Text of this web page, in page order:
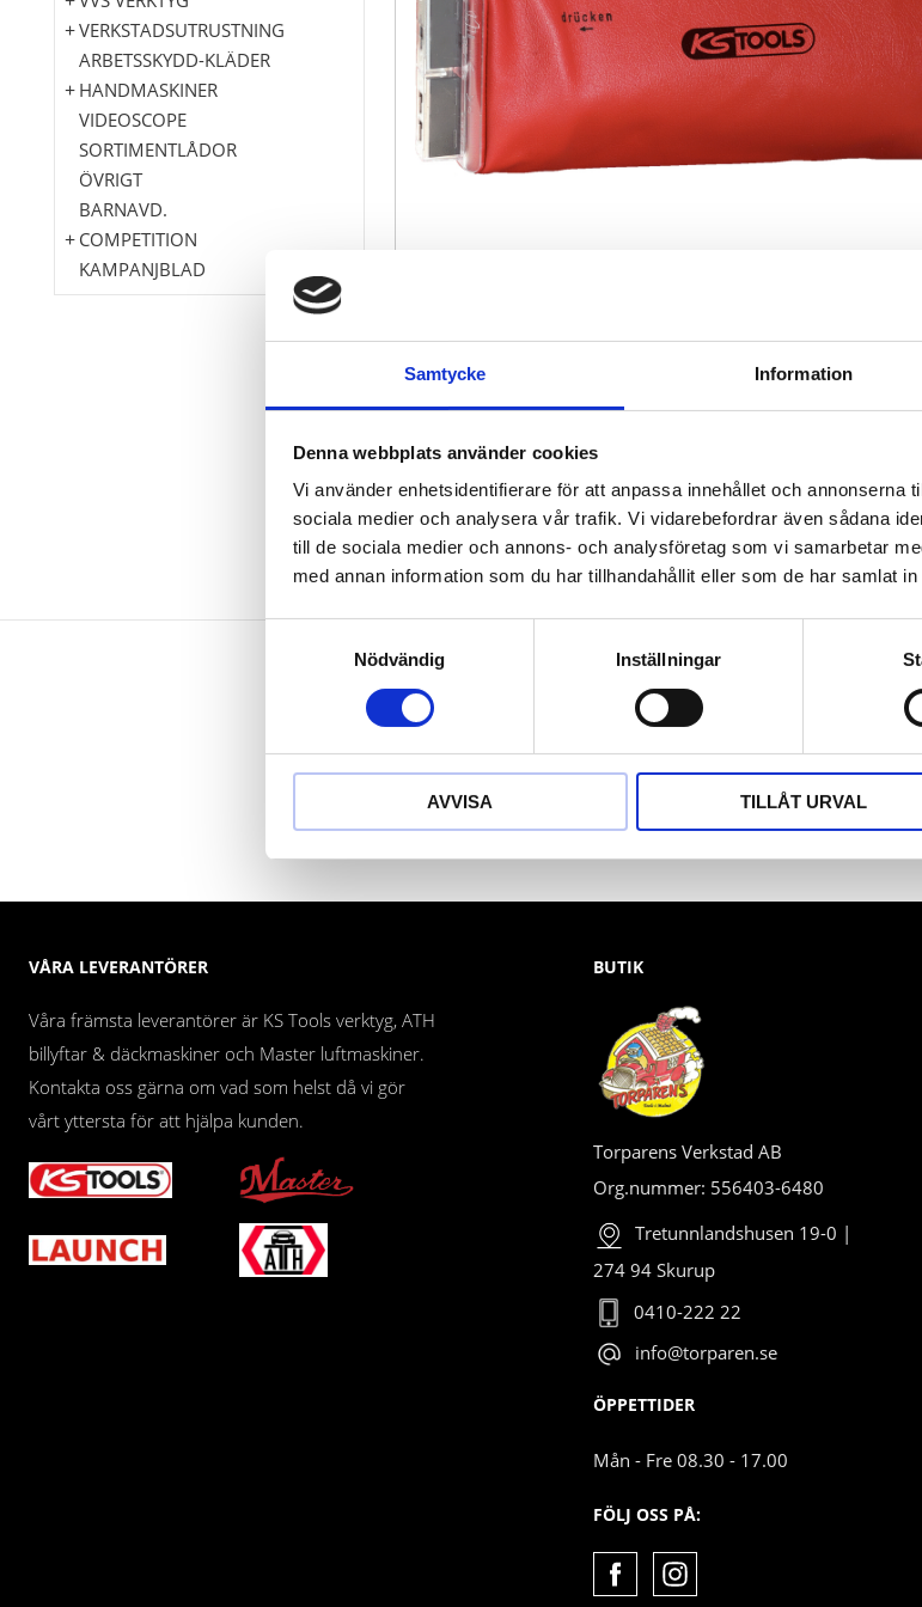
Samtycke Information
Denna webbplats använder cookies
Vi använder enhetsidentifierare för att anpassa innehållet och annonserna
sociala medier och analysera vår trafik. Vi vidarebefordrar även sådana
till de sociala medier och annons- och analysföretag som vi samarbetar
med annan information som du har tillhandahållit eller som de har samlat
Nödvändig
Inställningar
AVVISA TILLÅT URVAL
för märkspänning upp till 600V växelvström
VERKSTADSUTRUSTNING
ARBETSSKYDD-KLÄDER
HANDMASKINER
VIDEOSCOPE
SORTIMENTLÅDOR
ÖVRIGT
BARNAVD.
COMPETITION
KAMPANJBLAD
Dina personuppgifter behandlas i enlighet med vår
VÅRA LEVERANTÖRER
Våra främsta leverantörer är KS Tools verktyg, ATH
billyftar & däckmaskiner och Master luftmaskiner.
Kontakta oss gärna om vad som helst då vi gör
vårt yttersta för att hjälpa kunden.
BUTIK
Torparens Verkstad AB
Org.nummer: 556403-6480
Tretunnlandshusen 19-0 |
274 94 Skurup
0410-222 22
info@torparen.se
ÖPPETTIDER
Mån - Fre 08.30 - 17.00
FÖLJ OSS PÅ: